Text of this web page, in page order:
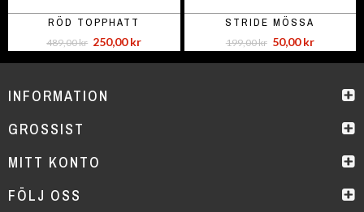
RÖD TOPPHATT
250,00 kr
489,00 kr
STRIDE MÖSSA
199,00 kr 50,00 kr
INFORMATION
GROSSIST
MITT KONTO
FÖLJ OSS